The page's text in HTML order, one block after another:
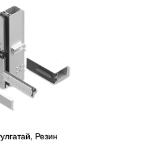
даруулгатай, Резин